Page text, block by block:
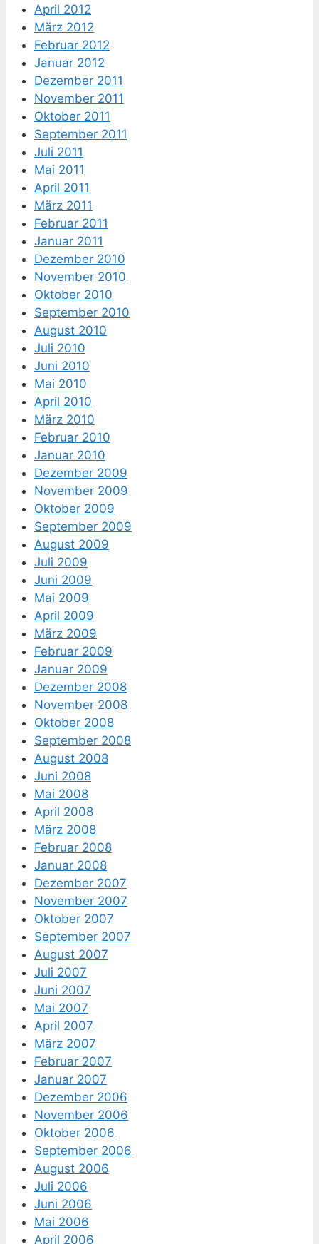
April 2012
März 2012
Februar 2012
Januar 2012
Dezember 2011
November 2011
Oktober 2011
September 2011
Juli 2011
Mai 2011
April 2011
März 2011
Februar 2011
Januar 2011
Dezember 2010
November 2010
Oktober 2010
September 2010
August 2010
Juli 2010
Juni 2010
Mai 2010
April 2010
März 2010
Februar 2010
Januar 2010
Dezember 2009
November 2009
Oktober 2009
September 2009
August 2009
Juli 2009
Juni 2009
Mai 2009
April 2009
März 2009
Februar 2009
Januar 2009
Dezember 2008
November 2008
Oktober 2008
September 2008
August 2008
Juni 2008
Mai 2008
April 2008
März 2008
Februar 2008
Januar 2008
Dezember 2007
November 2007
Oktober 2007
September 2007
August 2007
Juli 2007
Juni 2007
Mai 2007
April 2007
März 2007
Februar 2007
Januar 2007
Dezember 2006
November 2006
Oktober 2006
September 2006
August 2006
Juli 2006
Juni 2006
Mai 2006
April 2006